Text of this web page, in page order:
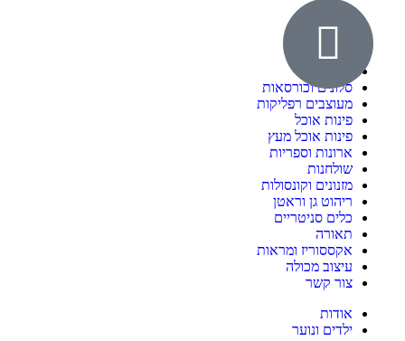
ילדים ונוער
סלונים וכורסאות
מעוצבים רפליקות
פינות אוכל
פינות אוכל מעץ
ארונות וספריות
שולחנות
מזנונים וקונסולות
ריהוט גן וראטן
כלים סניטריים
תאורה
אקססוריז ומראות
עיצוב מכולה
צור קשר
אודות
ילדים ונוער